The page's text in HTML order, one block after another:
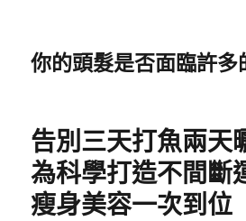
你的頭髮是否面臨許多
告別三天打魚兩天
為科學打造不間斷
瘦身美容一次到位